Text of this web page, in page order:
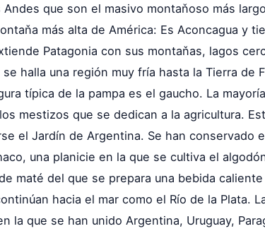
que son el masivo montaňoso más
más alta de América: Es Aconcagua y
Patagonia con sus montaňas, lagos
halla una región muy fría hasta la Tierra de
típica de la pampa es el gaucho. La
mestizos que se dedican a la agricultura.
el Jardín de Argentina. Se han conservado
una planicie en la que se cultiva el
maté del que se prepara una bebida
hacia el mar como el Río de la Plata.
la que se han unido Argentina, Uruguay,